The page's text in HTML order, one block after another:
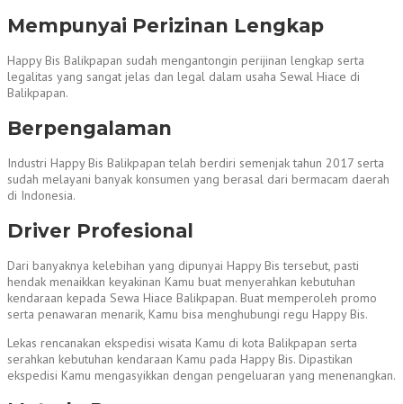
Mempunyai Perizinan Lengkap
Happy Bis Balikpapan sudah mengantongin perijinan lengkap serta
legalitas yang sangat jelas dan legal dalam usaha Sewal Hiace di
Balikpapan.
Berpengalaman
Industri Happy Bis Balikpapan telah berdiri semenjak tahun 2017 serta
sudah melayani banyak konsumen yang berasal dari bermacam daerah
di Indonesia.
Driver Profesional
Dari banyaknya kelebihan yang dipunyai Happy Bis tersebut, pasti
hendak menaikkan keyakinan Kamu buat menyerahkan kebutuhan
kendaraan kepada Sewa Hiace Balikpapan. Buat memperoleh promo
serta penawaran menarik, Kamu bisa menghubungi regu Happy Bis.
Lekas rencanakan ekspedisi wisata Kamu di kota Balikpapan serta
serahkan kebutuhan kendaraan Kamu pada Happy Bis. Dipastikan
ekspedisi Kamu mengasyikkan dengan pengeluaran yang menenangkan.